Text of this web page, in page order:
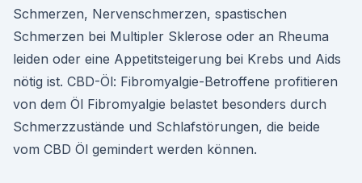
Schmerzen, Nervenschmerzen, spastischen
Schmerzen bei Multipler Sklerose oder an Rheuma
leiden oder eine Appetitsteigerung bei Krebs und Aids
nötig ist. CBD-Öl: Fibromyalgie-Betroffene profitieren
von dem Öl Fibromyalgie belastet besonders durch
Schmerzzustände und Schlafstörungen, die beide
vom CBD Öl gemindert werden können.